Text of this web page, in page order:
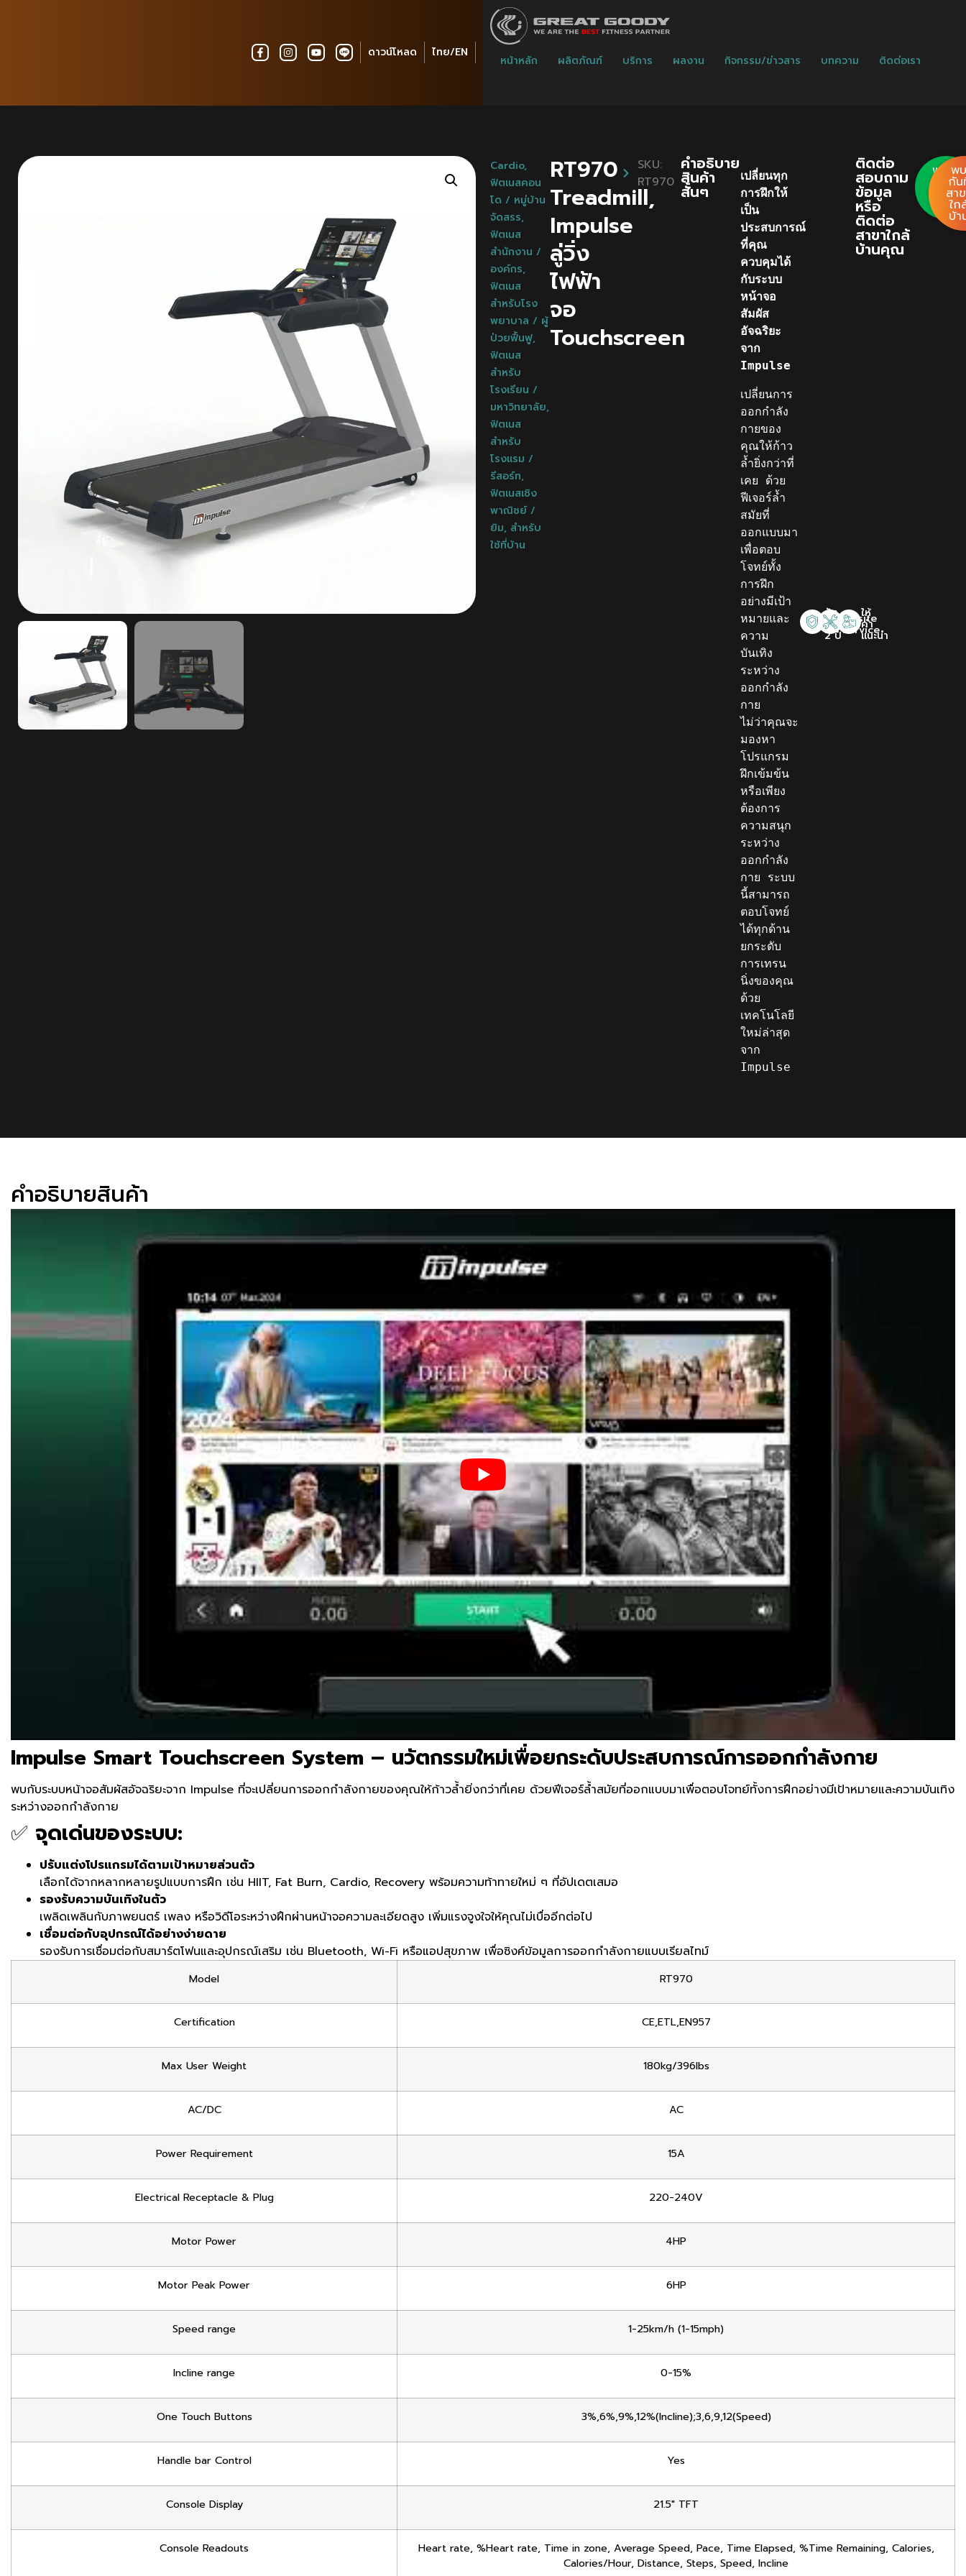
ดาวน์โหลด ไทย/EN
หน้าหลัก ผลิตภัณฑ์ บริการ ผลงาน กิจกรรม/ข่าวสาร บทความ ติดต่อเรา
Cardio,
ฟิตเนสคอน
โด / หมู่บ้าน
จัดสรร,
ฟิตเนส
สำนักงาน /
องค์กร,
ฟิตเนส
สำหรับโรง
พยาบาล / ผู้
ป่วยฟื้นฟู,
ฟิตเนส
สำหรับ
โรงเรียน /
มหาวิทยาลัย,
ฟิตเนส
สำหรับ
โรงแรม /
รีสอร์ท,
ฟิตเนสเชิง
พาณิชย์ /
ยิม, สำหรับ
ใช้ที่บ้าน
RT970
Treadmill,
Impulse
ลู่วิ่ง
ไฟฟ้า
จอ
Touchscreen
SKU:
RT970
คําอธิบาย
สินค้า
สั้นๆ
เปลี่ยนทุก
การฝึกให้
เป็น
ประสบการณ์
ที่คุณ
ควบคุมได้
กับระบบ
หน้าจอ
สัมผัส
อัจฉริยะ
จาก
Impulse
เปลี่ยนการ
ออกกำลัง
กายของ
คุณให้ก้าว
ล้ำยิ่งกว่าที่
เคย ด้วย
ฟีเจอร์ล้ำ
สมัยที่
ออกแบบมา
เพื่อตอบ
โจทย์ทั้ง
การฝึก
อย่างมีเป้า
หมายและ
ความ
บันเทิง
ระหว่าง
ออกกำลัง
กาย
ไม่ว่าคุณจะ
มองหา
โปรแกรม
ฝึกเข้มข้น
หรือเพียง
ต้องการ
ความสนุก
ระหว่าง
ออกกำลัง
กาย ระบบ
นี้สามารถ
ตอบโจทย์
ได้ทุกด้าน
ยกระดับ
การเทรน
นิ่งของคุณ
ด้วย
เทคโนโลยี
ใหม่ล่าสุด
จาก
Impulse
รับ
ประกัน
2 ปี
Onsite
Service
ให้
คำ
แนะนำ
ติดต่อ
สอบถาม
ข้อมูล
หรือ
ติดต่อ
สาขาใกล้
บ้านคุณ
พูด
คุย
กับ
พ
กัน
สา
ใก
บ้า
คําอธิบายสินค้า
Impulse Smart Touchscreen System – นวัตกรรมใหม่เพื่อยกระดับประสบการณ์การออกกำลังกาย
พบกับระบบหน้าจอสัมผัสอัจฉริยะจาก Impulse ที่จะเปลี่ยนการออกกำลังกายของคุณให้ก้าวล้ำยิ่งกว่าที่เคย ด้วยฟีเจอร์ล้ำสมัยที่ออกแบบมาเพื่อตอบโจทย์ทั้งการฝึกอย่างมีเป้าหมายและความบันเทิง
ระหว่างออกกำลังกาย
✅ จุดเด่นของระบบ:
ปรับแต่งโปรแกรมได้ตามเป้าหมายส่วนตัว
เลือกได้จากหลากหลายรูปแบบการฝึก เช่น HIIT, Fat Burn, Cardio, Recovery พร้อมความท้าทายใหม่ ๆ ที่อัปเดตเสมอ
รองรับความบันเทิงในตัว
เพลิดเพลินกับภาพยนตร์ เพลง หรือวิดีโอระหว่างฝึกผ่านหน้าจอความละเอียดสูง เพิ่มแรงจูงใจให้คุณไม่เบื่ออีกต่อไป
เชื่อมต่อกับอุปกรณ์ได้อย่างง่ายดาย
รองรับการเชื่อมต่อกับสมาร์ตโฟนและอุปกรณ์เสริม เช่น Bluetooth, Wi-Fi หรือแอปสุขภาพ เพื่อซิงค์ข้อมูลการออกกำลังกายแบบเรียลไทม์
Model RT970
Certification CE,ETL,EN957
Max User Weight 180kg/396lbs
AC/DC AC
Power Requirement 15A
Electrical Receptacle & Plug 220-240V
Motor Power 4HP
Motor Peak Power 6HP
Speed range 1-25km/h (1-15mph)
Incline range 0-15%
One Touch Buttons 3%,6%,9%,12%(Incline);3,6,9,12(Speed)
Handle bar Control Yes
Console Display 21.5″ TFT
Console Readouts
Heart rate, %Heart rate, Time in zone, Average Speed, Pace, Time Elapsed, %Time Remaining, Calories,
Calories/Hour, Distance, Steps, Speed, Incline